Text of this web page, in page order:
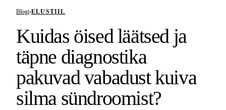
Blogi›ELUSTIIL
Kuidas öised läätsed ja
täpne diagnostika
pakuvad vabadust kuiva
silma sündroomist?